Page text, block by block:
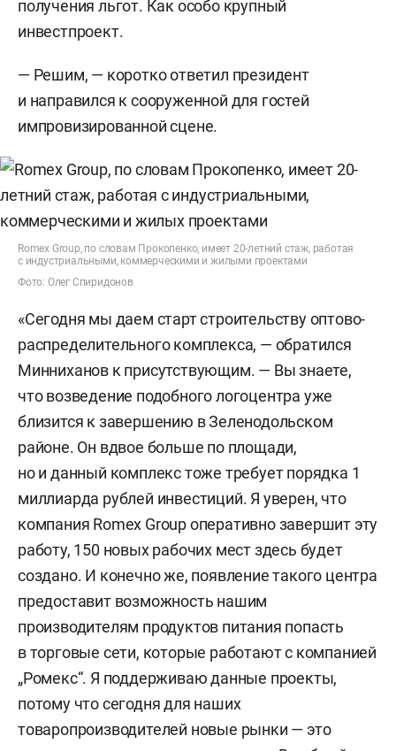
получения льгот. Как особо крупный
инвестпроект.
— Решим, — коротко ответил президент
и направился к сооруженной для гостей
импровизированной сцене.
Romex Group, по словам Прокопенко, имеет 20-летний стаж, работая
с индустриальными, коммерческими и жилыми проектами
Фото: Олег Спиридонов
«Сегодня мы даем старт строительству оптово-
распределительного комплекса, — обратился
Минниханов к присутствующим. — Вы знаете,
что возведение подобного логоцентра уже
близится к завершению в Зеленодольском
районе. Он вдвое больше по площади,
но и данный комплекс тоже требует порядка 1
миллиарда рублей инвестиций. Я уверен, что
компания Romex Group оперативно завершит эту
работу, 150 новых рабочих мест здесь будет
создано. И конечно же, появление такого центра
предоставит возможность нашим
производителям продуктов питания попасть
в торговые сети, которые работают с компанией
„Ромекс“. Я поддерживаю данные проекты,
потому что сегодня для наших
товаропроизводителей новые рынки — это